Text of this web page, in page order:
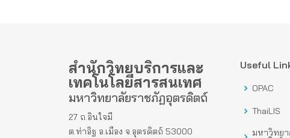
สำนักวิทยบริการและ
เทคโนโลยีสารสนเทศ
มหาวิทยาลัยราชภัฏอุตรดิตถ์
27 ถ.อินใจมี
ต.ท่าอิฐ อ.เมือง จ.อุตรดิตถ์ 53000
Useful
OPAC
ThaiLIS
มหาวิทย